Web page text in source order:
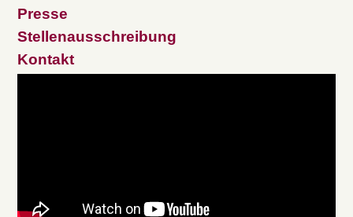
Presse
Stellenausschreibung
Kontakt